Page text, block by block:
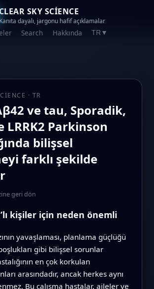
SKY SCIENCE
Kanıta dayalı, jargonu hafif açıklamalar
Search Hakkında TR ▼
· TR
ve tau, Sporadik,
LRRK2 Parkinson
bilişsel
farklı şekilde
geri dön
kişiler için neden önemli
yavaşlaması, planlama güçlüğü
gibi bilişsel sorunlar
en çok korkulan
arasındadır, ancak herkes aynı
Bu çalışma hastalar, aileler ve